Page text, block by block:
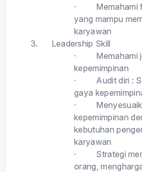
·
yang mampu
karyawan
3.
Leadership Skill
·
Memahami
kepemimpinan
·
Audit diri :
gaya
·
kepemimpinan
kebutuhan
karyawan
·
Strategi
orang,